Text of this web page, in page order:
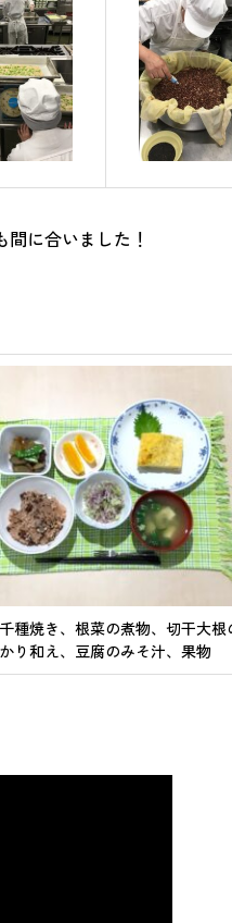
に合いました！
種焼き、根菜の煮物、切干大根
かり和え、豆腐のみそ汁、果物